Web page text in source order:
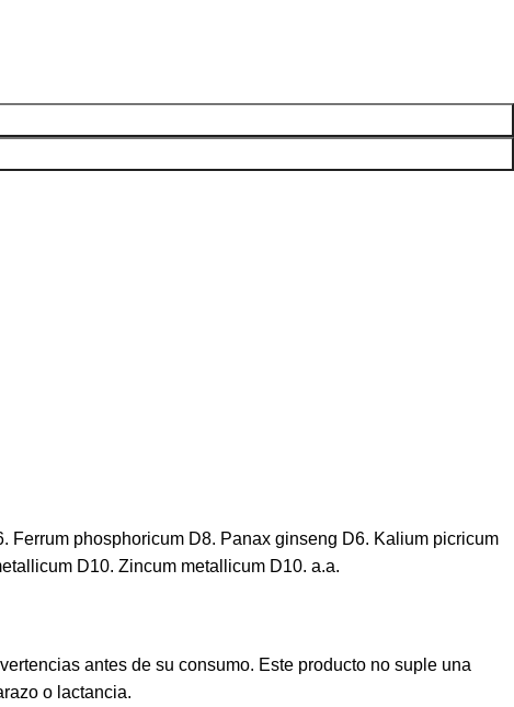
phosphoricum D8. Panax ginseng D6. Kalium picricum
D10. Zincum metallicum D10. a.a.
antes de su consumo. Este producto no suple una
o lactancia.